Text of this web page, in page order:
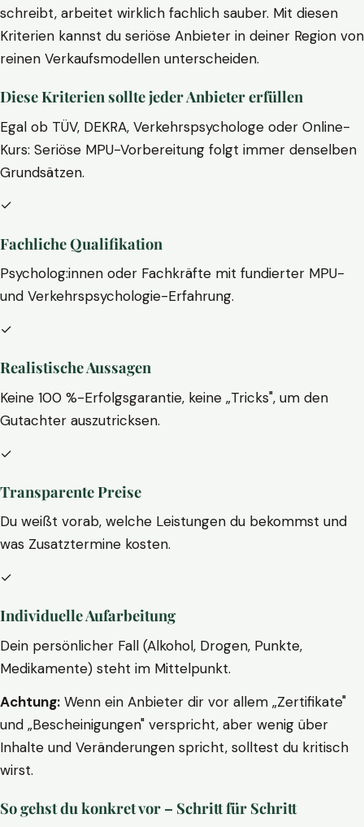
schreibt, arbeitet wirklich fachlich sauber. Mit diesen
Kriterien kannst du seriöse Anbieter in deiner Region von
reinen Verkaufsmodellen unterscheiden.
Diese Kriterien sollte jeder Anbieter erfüllen
Egal ob TÜV, DEKRA, Verkehrspsychologe oder Online-
Kurs: Seriöse MPU-Vorbereitung folgt immer denselben
Grundsätzen.
✓
Fachliche Qualifikation
Psycholog:innen oder Fachkräfte mit fundierter MPU-
und Verkehrspsychologie-Erfahrung.
✓
Realistische Aussagen
Keine 100 %-Erfolgsgarantie, keine „Tricks", um den
Gutachter auszutricksen.
✓
Transparente Preise
Du weißt vorab, welche Leistungen du bekommst und
was Zusatztermine kosten.
✓
Individuelle Aufarbeitung
Dein persönlicher Fall (Alkohol, Drogen, Punkte,
Medikamente) steht im Mittelpunkt.
Achtung: Wenn ein Anbieter dir vor allem „Zertifikate"
und „Bescheinigungen" verspricht, aber wenig über
Inhalte und Veränderungen spricht, solltest du kritisch
wirst.
So gehst du konkret vor – Schritt für Schritt